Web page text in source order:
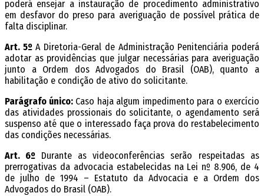
poderá ensejar a instauração de procedimento administrativo
em desfavor do preso para averiguação de possível prática de
falta disciplinar.
Art. 5ºA Diretoria-Geral de Administração Penitenciária poderá
adotar as providências que julgar necessárias para averiguação
junto a Ordem dos Advogados do Brasil (OAB), quanto a
habilitação e condição de ativo do solicitante.
Parágrafo único:Caso haja algum impedimento para o exercício
das atividades profissionais do solicitante, o agendamento será
suspenso até que o interessado faça prova do restabelecimento
das condições necessárias.
Art. 6º Durante as videoconferências serão respeitadas as
prerrogativas da advocacia estabelecidas na Lei nº 8.906, de 4
de julho de 1994 – Estatuto da Advocacia e a Ordem dos
Advogados do Brasil (OAB).